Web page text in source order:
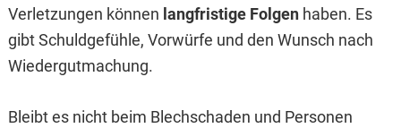
Verletzungen können langfristige Folgenhaben. Es
gibt Schuldgefühle, Vorwürfe und den Wunsch nach
Wiedergutmachung.
Bleibt es nicht beim Blechschaden und Personen